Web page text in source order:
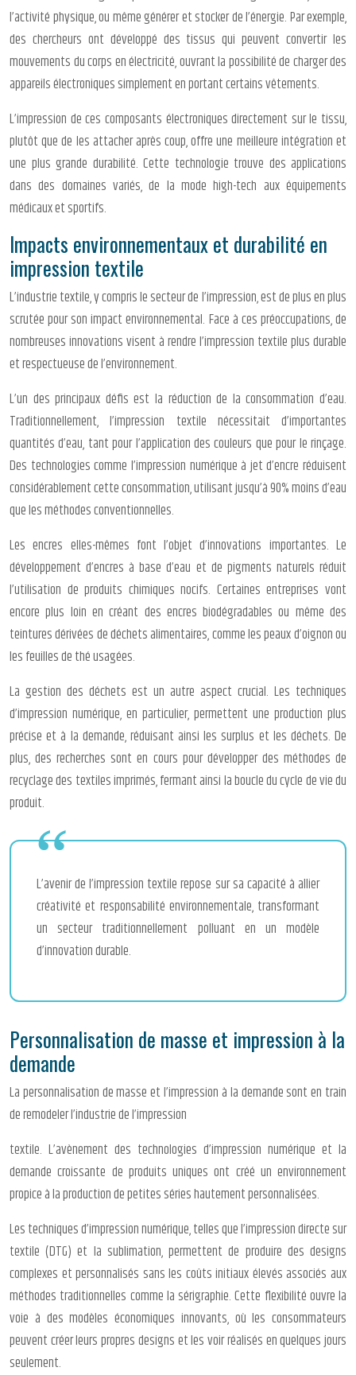
l’activité physique, ou même générer et stocker de l’énergie. Par exemple,
des chercheurs ont développé des tissus qui peuvent convertir les
mouvements du corps en électricité, ouvrant la possibilité de charger des
appareils électroniques simplement en portant certains vêtements.
L’impression de ces composants électroniques directement sur le tissu,
plutôt que de les attacher après coup, offre une meilleure intégration et
une plus grande durabilité. Cette technologie trouve des applications
dans des domaines variés, de la mode high-tech aux équipements
médicaux et sportifs.
Impacts environnementaux et durabilité en
impression textile
L’industrie textile, y compris le secteur de l’impression, est de plus en plus
scrutée pour son impact environnemental. Face à ces préoccupations, de
nombreuses innovations visent à rendre l’impression textile plus durable
et respectueuse de l’environnement.
L’un des principaux défis est la réduction de la consommation d’eau.
Traditionnellement, l’impression textile nécessitait d’importantes
quantités d’eau, tant pour l’application des couleurs que pour le rinçage.
Des technologies comme l’impression numérique à jet d’encre réduisent
considérablement cette consommation, utilisant jusqu’à 90% moins d’eau
que les méthodes conventionnelles.
Les encres elles-mêmes font l’objet d’innovations importantes. Le
développement d’encres à base d’eau et de pigments naturels réduit
l’utilisation de produits chimiques nocifs. Certaines entreprises vont
encore plus loin en créant des encres biodégradables ou même des
teintures dérivées de déchets alimentaires, comme les peaux d’oignon ou
les feuilles de thé usagées.
La gestion des déchets est un autre aspect crucial. Les techniques
d’impression numérique, en particulier, permettent une production plus
précise et à la demande, réduisant ainsi les surplus et les déchets. De
plus, des recherches sont en cours pour développer des méthodes de
recyclage des textiles imprimés, fermant ainsi la boucle du cycle de vie du
produit.
L’avenir de l’impression textile repose sur sa capacité à allier
créativité et responsabilité environnementale, transformant
un secteur traditionnellement polluant en un modèle
d’innovation durable.
Personnalisation de masse et impression à la
demande
La personnalisation de masse et l’impression à la demande sont en train
de remodeler l’industrie de l’impression
textile. L’avènement des technologies d’impression numérique et la
demande croissante de produits uniques ont créé un environnement
propice à la production de petites séries hautement personnalisées.
Les techniques d’impression numérique, telles que l’impression directe sur
textile (DTG) et la sublimation, permettent de produire des designs
complexes et personnalisés sans les coûts initiaux élevés associés aux
méthodes traditionnelles comme la sérigraphie. Cette flexibilité ouvre la
voie à des modèles économiques innovants, où les consommateurs
peuvent créer leurs propres designs et les voir réalisés en quelques jours
seulement.